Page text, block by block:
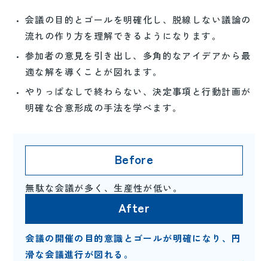
会議の目的とゴールを明確化し、脱線しない議論の
流れの作り方を理解できるようになります。
参加者の意見を引き出し、多角的なアイデアから最
適な解を導くことが図れます。
やりっぱなしで終わらない、決定事項と行動計画が
明確な合意形成の手法を学べます。
無駄な会議が多く、生産性が低い。
会議の開催の目的意識とゴールが明確になり、円
滑な会議進行が図れる。